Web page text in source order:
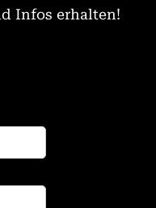
Infos erhalten!